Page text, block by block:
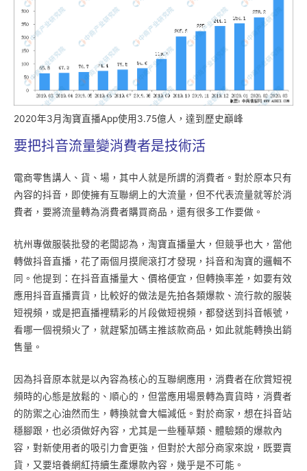
2020年3月淘寶直播App使用3.75億人，達到歷史巔峰
要把抖音流量變消費者是技術活
電商零售講人、貨、場，其中人就是所謂的消費者。對於原本只有
內容的抖音，即使擁有互聯網上的大流量，但不代表流量就等於消
費者，要將流量轉為消費者購買商品，還有很多工作要做。
杭州專做服裝批發的老闆認為，淘寶直播量大，但競爭也大，當他
轉做抖音直播，花了兩個月摸爬滾打才發現，抖音和淘寶的邏輯不
同。他提到：在抖音直播量大、價格便宜，但轉換率差，如要有效
應用抖音直播賣貨，比較好的做法是先拍各類爆款、流行款的服裝
短視頻，或是把直播裡精彩的片段做短視頻，都發送到抖音帳號，
看哪一個視頻火了，就趕緊加碼主推該款商品，如此就能轉換出銷
售量。
因為抖音原本就是以內容為核心的互聯網應用，消費者在欣賞短視
頻時的心態是放鬆的、順心的，但當應用場景轉為賣貨時，消費者
的防禦之心油然而生，轉換就會大幅減低。對於商家，想在抖音站
穩腳跟，也必須做好內容，尤其是一些種草類、體驗類的爆款內
容，對新使用者的吸引力會更強，但對於大部分商家來說，既要賣
貨，又要培養網紅持續生產爆款內容，幾乎是不可能。